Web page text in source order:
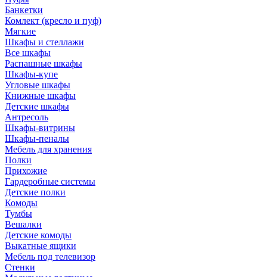
Банкетки
Комлект (кресло и пуф)
Мягкие
Шкафы и стеллажи
Все шкафы
Распашные шкафы
Шкафы-купе
Угловые шкафы
Книжные шкафы
Детские шкафы
Антресоль
Шкафы-витрины
Шкафы-пеналы
Мебель для хранения
Полки
Прихожие
Гардеробные системы
Детские полки
Комоды
Тумбы
Вешалки
Детские комоды
Выкатные ящики
Мебель под телевизор
Стенки